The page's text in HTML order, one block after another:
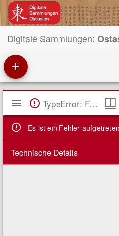
Digitale Sammlungen:
Mirador
Viewer TypeError: Failed to fetch
Es ist ein Fehler aufgetreten
Technische Details